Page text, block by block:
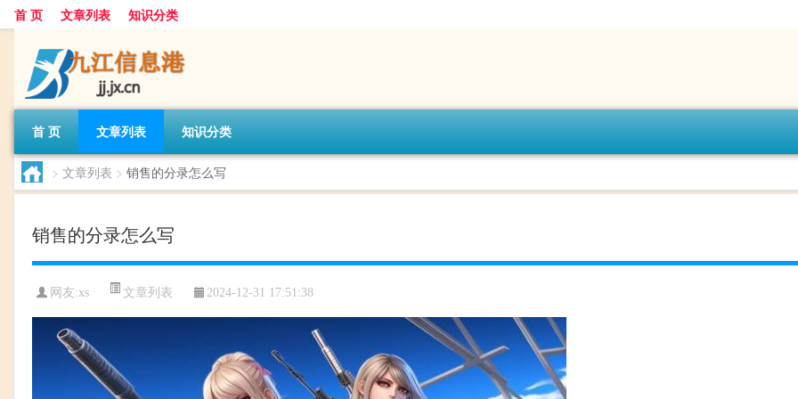
首 页 文章列表 知识分类
首 页 文章列表 知识分类
> 文章列表 > 销售的分录怎么写
销售的分录怎么写
网友:xs 文章列表 2024-12-31 17:51:38